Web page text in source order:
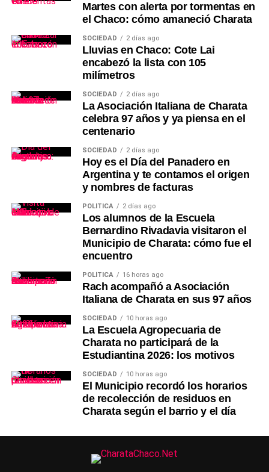
Martes con alerta por tormentas en
el Chaco: cómo amaneció Charata
SOCIEDAD 2 días ago
Lluvias en Chaco: Cote Lai
encabezó la lista con 105
milímetros
SOCIEDAD 2 días ago
La Asociación Italiana de Charata
celebra 97 años y ya piensa en el
centenario
SOCIEDAD 2 días ago
Hoy es el Día del Panadero en
Argentina y te contamos el origen
y nombres de facturas
POLÍTICA 2 días ago
Los alumnos de la Escuela
Bernardino Rivadavia visitaron el
Municipio de Charata: cómo fue el
encuentro
POLÍTICA 16 horas ago
Rach acompañó a Asociación
Italiana de Charata en sus 97 años
SOCIEDAD 10 horas ago
La Escuela Agropecuaria de
Charata no participará de la
Estudiantina 2026: los motivos
SOCIEDAD 10 horas ago
El Municipio recordó los horarios
de recolección de residuos en
Charata según el barrio y el día